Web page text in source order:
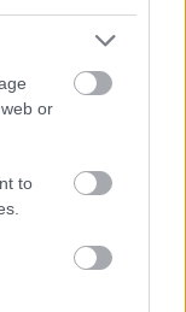
or
to
, Orbán Viktor
buszvezető észlelte,